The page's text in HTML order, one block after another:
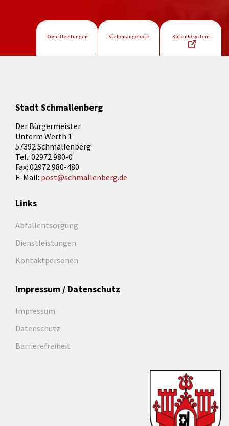
Dienstleistungen Stellenangebote Ratsinfosystem
Stadt Schmallenberg
Der Bürgermeister
Unterm Werth 1
57392 Schmallenberg
Tel.: 02972 980-0
Fax: 02972 980-480
E-Mail: post@schmallenberg.de
Links
Abfallentsorgung
Dienstleistungen
Kontaktpersonen
Impressum / Datenschutz
Impressum
Datenschutz
Barrierefreiheit